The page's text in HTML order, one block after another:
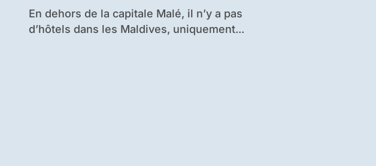
En dehors de la capitale Malé, il n’y a pas
d’hôtels dans les Maldives, uniquement...